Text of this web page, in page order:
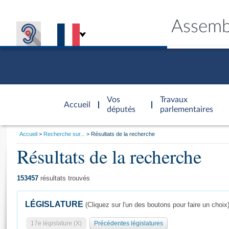
Accueil
d'accueil
Vos
députés
Travaux
parlementaires
Général
Vous
Accueil Recherche sur... Résultats de la recherche
Résultats de la recherche
153457 résultats trouvés
LÉGISLATURE (Cliquez sur l'un des boutons pour faire un choix)
17e législature (X) Précédentes législatures